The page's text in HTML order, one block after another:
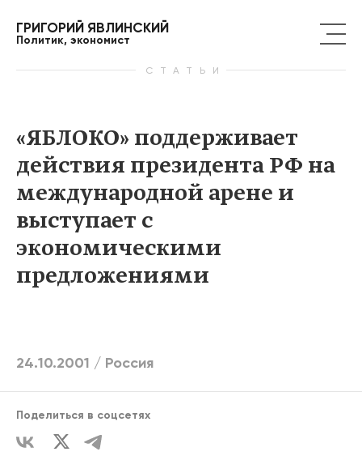
ГРИГОРИЙ ЯВЛИНСКИЙ
Политик, экономист
СТАТЬИ
«ЯБЛОКО» поддерживает
действия президента РФ на
международной арене и
выступает с
экономическими
предложениями
24.10.2001 / Россия
Поделиться в соцсетях